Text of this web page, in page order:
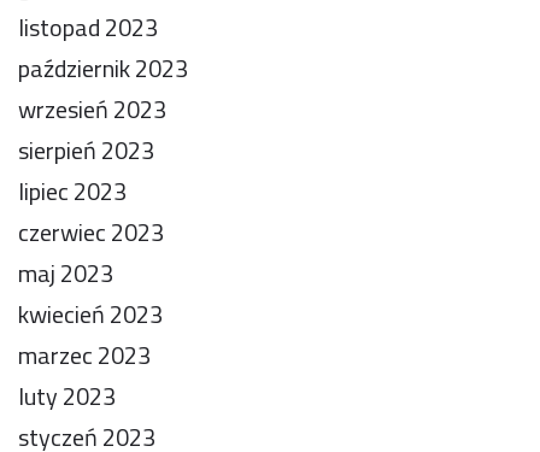
listopad 2023
październik 2023
wrzesień 2023
sierpień 2023
lipiec 2023
czerwiec 2023
maj 2023
kwiecień 2023
marzec 2023
luty 2023
styczeń 2023